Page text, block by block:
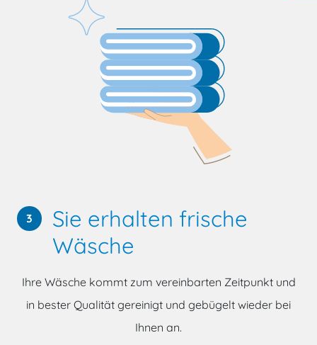
3
Sie erhalten frische
Wäsche
Ihre Wäsche kommt zum vereinbarten Zeitpunkt und
in bester Qualität gereinigt und gebügelt wieder bei
Ihnen an.